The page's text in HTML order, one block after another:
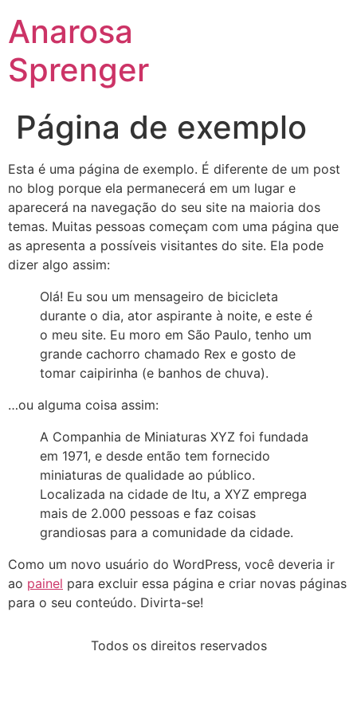
Anarosa
Sprenger
Página de exemplo
Esta é uma página de exemplo. É diferente de um post
no blog porque ela permanecerá em um lugar e
aparecerá na navegação do seu site na maioria dos
temas. Muitas pessoas começam com uma página que
as apresenta a possíveis visitantes do site. Ela pode
dizer algo assim:
Olá! Eu sou um mensageiro de bicicleta
durante o dia, ator aspirante à noite, e este é
o meu site. Eu moro em São Paulo, tenho um
grande cachorro chamado Rex e gosto de
tomar caipirinha (e banhos de chuva).
…ou alguma coisa assim:
A Companhia de Miniaturas XYZ foi fundada
em 1971, e desde então tem fornecido
miniaturas de qualidade ao público.
Localizada na cidade de Itu, a XYZ emprega
mais de 2.000 pessoas e faz coisas
grandiosas para a comunidade da cidade.
Como um novo usuário do WordPress, você deveria ir
ao painel para excluir essa página e criar novas páginas
para o seu conteúdo. Divirta-se!
Todos os direitos reservados